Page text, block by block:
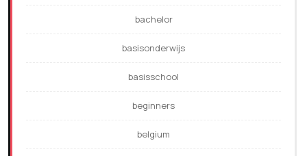
bachelor
basisonderwijs
basisschool
beginners
belgium